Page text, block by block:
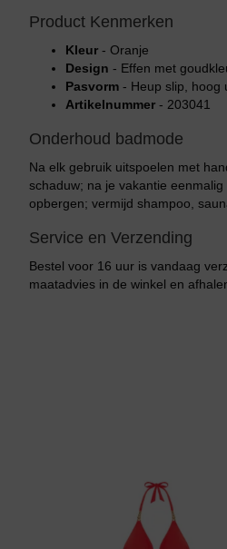
Product Kenmerken
Kleur - Oranje
Design - Effen met
Pasvorm - Heup slip, hoog
Artikelnummer - 203041
Onderhoud badmode
Na elk gebruik uitspoelen met
schaduw; na je vakantie
opbergen; vermijd shampoo,
Service en Verzending
Bestel voor 16 uur is vandaag
maatadvies in de winkel en